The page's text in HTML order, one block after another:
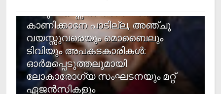
രണ്ടു വയസ്സില്‍ താഴെ സ്‌ക്രീന്‍
കാണിക്കാനേ പാടില്ല, അഞ്ചു
വയസ്സുവരെയും മൊബൈലും
ടിവിയും അപകടകാരികള്‍:
ഓര്‍മപ്പെടുത്തലുമായി
ലോകാരോഗ്യ സംഘടനയും മറ്റ്
ഏജന്‍സികളും